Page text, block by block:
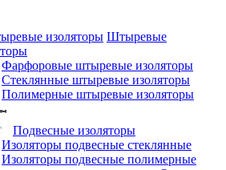
Штыревые
Фарфоровые штыревые изоляторы
Стеклянные штыревые изоляторы
Полимерные штыревые изоляторы
Подвесные изоляторы
Изоляторы подвесные стеклянные
Изоляторы подвесные полимерные